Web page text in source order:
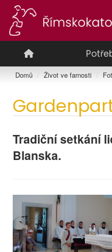
Domů Život ve farnosti
Tradiční setkání
Blanska.